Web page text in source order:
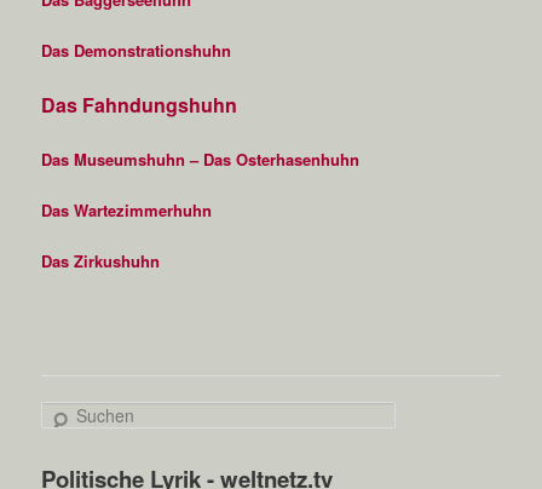
Das Demonstrationshuhn
Das Fahndungshuhn
Das Museumshuhn – Das Osterhasenhuhn
Das Wartezimmerhuhn
Das Zirkushuhn
h
Politische Lyrik - weltnetz.tv